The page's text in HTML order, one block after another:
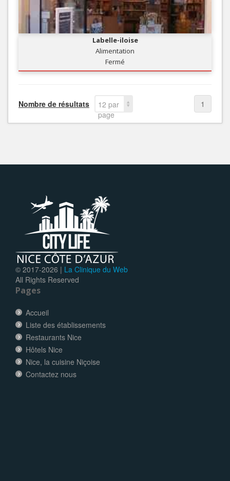
Labelle-iloise
Alimentation
Fermé
Nombre de résultats
12 par
page
1
© 2017-2026 | La Clinique du Web
All Rights Reserved
Pages
Accueil
Liste des établissements
Restaurants Nice
Hôtels Nice
Nice, la cuisine Niçoise
Contactez nous